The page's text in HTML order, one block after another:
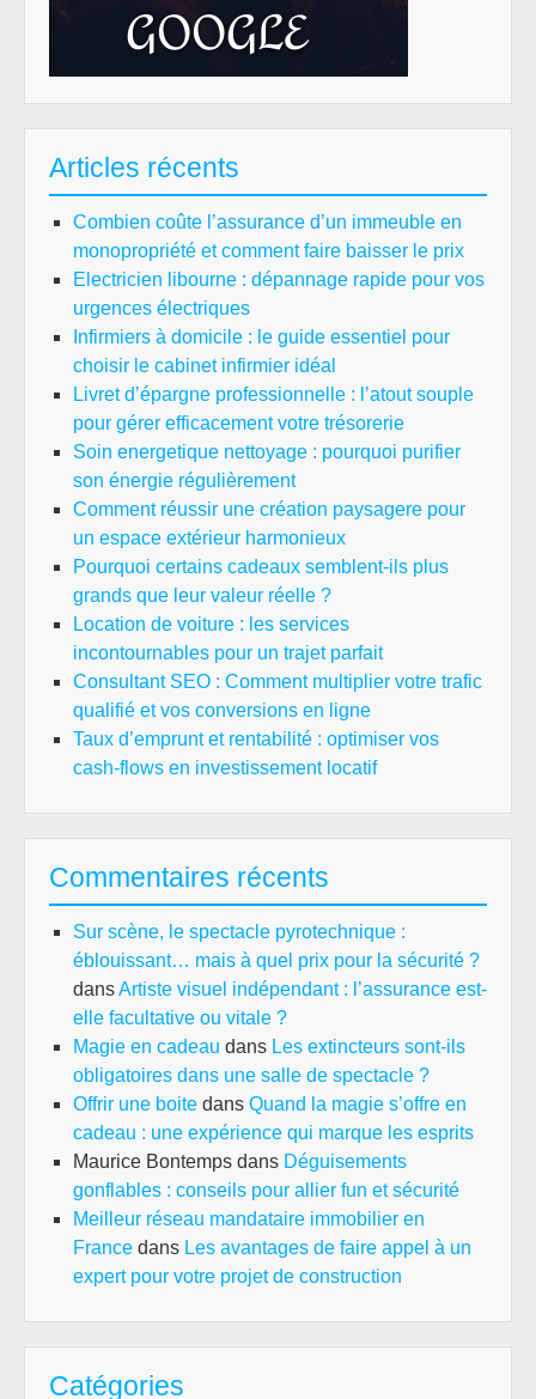
Articles récents
Combien coûte l’assurance d’un immeuble en
monopropriété et comment faire baisser le prix
Electricien libourne : dépannage rapide pour vos
urgences électriques
Infirmiers à domicile : le guide essentiel pour
choisir le cabinet infirmier idéal
Livret d’épargne professionnelle : l’atout souple
pour gérer efficacement votre trésorerie
Soin energetique nettoyage : pourquoi purifier
son énergie régulièrement
Comment réussir une création paysagere pour
un espace extérieur harmonieux
Pourquoi certains cadeaux semblent-ils plus
grands que leur valeur réelle ?
Location de voiture : les services
incontournables pour un trajet parfait
Consultant SEO : Comment multiplier votre trafic
qualifié et vos conversions en ligne
Taux d’emprunt et rentabilité : optimiser vos
cash-flows en investissement locatif
Commentaires récents
Sur scène, le spectacle pyrotechnique :
éblouissant… mais à quel prix pour la sécurité ?
dansArtiste visuel indépendant : l’assurance est-
elle facultative ou vitale ?
Magie en cadeau dans Les extincteurs sont-ils
obligatoires dans une salle de spectacle ?
Offrir une boite dans Quand la magie s’offre en
cadeau : une expérience qui marque les esprits
Maurice Bontemps dans Déguisements
gonflables : conseils pour allier fun et sécurité
Meilleur réseau mandataire immobilier en
France dans Les avantages de faire appel à un
expert pour votre projet de construction
Catégories